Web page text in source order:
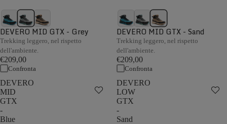
DEVERO MID GTX - Grey
Trekking leggero, nel rispetto
dell'ambiente.
€209,00
Confronta
DEVERO MID GTX - Sand
Trekking leggero, nel rispetto
dell'ambiente.
€209,00
Confronta
DEVERO
MID
GTX
-
Blue
DEVERO
LOW
GTX
-
Sand